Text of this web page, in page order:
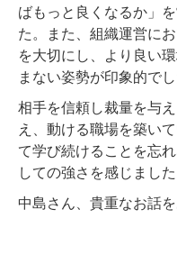
ばもっと良くなるか」
た。また、組織運営に
を大切にし、より良い
まない姿勢が印象的でし
相手を信頼し裁量を与
え、動ける職場を築い
て学び続けることを忘
しての強さを感じました
中島さん、貴重なお話